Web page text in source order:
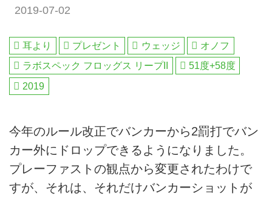
2019-07-02
耳より プレゼント ウェッジ
オノフ
ラボスペック フロッグス リープII
51度+58度
2019
今年のルール改正でバンカーから2罰打でバン
カー外にドロップできるようになりました。
プレーファストの観点から変更されたわけで
すが、それは、それだけバンカーショットが